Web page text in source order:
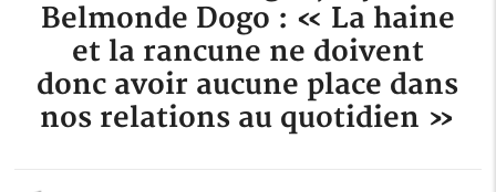
Belmonde Dogo : « La haine
et la rancune ne doivent
donc avoir aucune place dans
nos relations au quotidien »